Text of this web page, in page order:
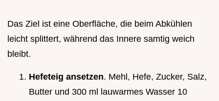
Das Ziel ist eine Oberfläche, die beim Abkühlen
leicht splittert, während das Innere samtig weich
bleibt.
Hefeteig ansetzen. Mehl, Hefe, Zucker, Salz,
Butter und 300 ml lauwarmes Wasser 10